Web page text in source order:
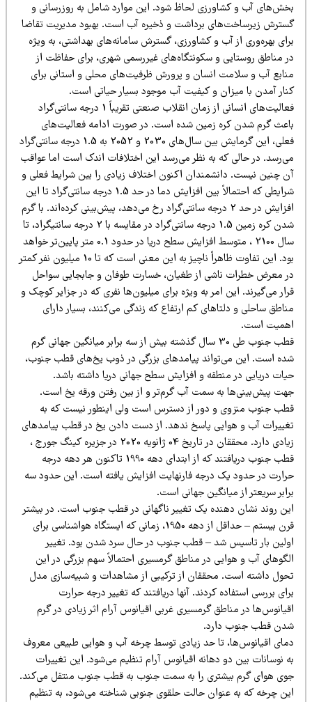
آب و کشاورزی لحاظ شود. این موارد شامل به روزرسانی و
زیرساخت‌های برداشت و ذخیره آب است. بهبود مدیریت تقاضا
بهره‌وری از آب و کشاورزی‌، گسترش سامانه‌های بهداشتی، به ویژه
مناطق روستایی و سکونتگاه‌های غیررسمی شهری، برای حفاظت از
آب و سلامت انسان و پرورش ظرفیت‌های محلی و استانی برای
آمدن با میزان و کیفیت آب موجود بسیار حیاتی است.
فعالیت‌های انسانی از زمان انقلاب صنعتی تقریباً 1 درجه سانتی‌گراد
گرم شدن کره زمین شده است. در صورت ادامه فعالیت‌های
فعلی، این گرمایش بین سال‌های 2030 و 2052 به 1.5 درجه سانتی‌گراد
در حالی که به نظر می‌رسد این اختلافات اندک است اما عواقب
چنین نیست. دانشمندان اکنون اختلاف زیادی را بین شرایط فعلی و
شرایطی که احتمالاً بین افزایش دما در حد 1.5 درجه سانتی‌گراد تا این
افزایش در حد 2 درجه سانتی‌گراد رخ می‌دهد، پیش‌بینی کرده‌اند. با گرم
شدن کره زمین 1.5 درجه سانتی‌گراد در مقایسه با 2 درجه سانتیگراد، تا
سال 2100 ، متوسط ​​افزایش سطح دریا در حدود 0.1 متر پایین‌تر خواهد
بود. این تفاوت ظاهراً ناچیز به این معنی است که تا 10 میلیون نفر کمتر
معرض خطرات ناشی از طغیان، خسارت طوفان و جابجایی سواحل
می‌گیرند. این امر به ویژه برای میلیون‌ها نفری که در جزایر کوچک و
ساحلی و دلتاهای کم ارتفاع که زندگی می‌کنند، بسیار دارای
است.
قطب جنوب طی 30 سال گذشته بیش از سه برابر میانگین جهانی گرم
است. این می‌تواند پیامدهای بزرگی در ذوب یخ‌های قطب جنوب،
دریایی در منطقه و افزایش سطح جهانی دریا داشته باشد.
پیش‌بینی‌ها به سمت آب گرم‌تر و از بین رفتن ورقه یخ است.
جنوب منزوی و دور از دسترس است ولی اینطور نیست که به
آب و هوایی پاسخ ندهد. از دست دادن یخ در قطب پیامدهای
زیادی دارد. محققان در تاریخ 04 ژانویه 2020 در جزیره کینگ جورج ،
قطب جنوب دریافتند که از ابتدای دهه 1990 تاکنون هر دهه درجه
در حدود یک درجه فارنهایت افزایش یافته است. این حدود سه
سریعتر از میانگین جهانی است.
روند نشان دهنده یک تغییر ناگهانی در قطب جنوب است. در بیشتر
قرن بیستم – حداقل از دهه 1950، زمانی که ایستگاه هواشناسی برای
بار تاسیس شد – قطب جنوب در حال سرد شدن بود. تغییر
آب و هوایی در مناطق گرمسیری احتمالاً سهم بزرگی در این
داشته است. محققان از ترکیبی از مشاهدات و شبیه‌سازی مدل
بررسی استفاده کردند. آنها دریافتند که تغییر درجه حرارت
در مناطق گرمسیری غربی اقیانوس آرام اثر زیادی در گرم
قطب جنوب دارد.
اقیانوس‌ها، تا حد زیادی توسط چرخه آب و هوایی طبیعی معروف
نوسانات بین دو دهانه اقیانوس آرام تنظیم می‌شود. این تغییرات
هوای گرم بیشتری را به سمت جنوب به قطب جنوب منتقل می‌کند.
چرخه که به عنوان حالت حلقوی جنوبی شناخته می‌شود، به تنظیم